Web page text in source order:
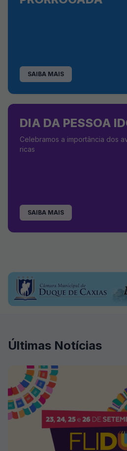
SAIBA MAIS
DIA DA PESSOA
Celebramos a importância dos
ricas
SAIBA MAIS
Últimas Notícias